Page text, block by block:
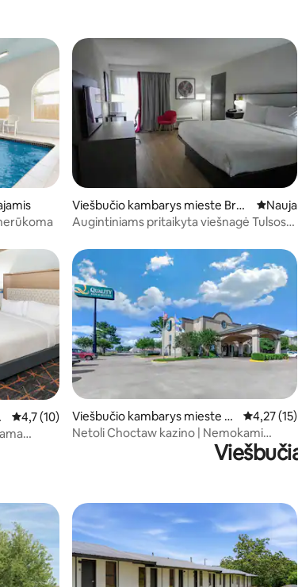
Viešbučio kambarys mieste Brok
en Arrow
Nauja
Nauja
Augintiniams pritaikyta viešnagė Tulsos
Vidutinis įvertinimas: 4,7 iš 5, atsiliepimų: 10
4,7 (10)
Viešbučio kambarys mieste D
urant
Vidutinis
4,27 (15)
Netoli Choctaw kazino | Nemokami